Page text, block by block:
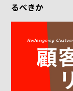
るべきか